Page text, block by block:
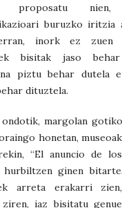
proposatu nien,
buruzko iritzia
inork ez zuen
bisitak jaso
piztu behar dutela
dituztela.
ondotik, margolan
honetan,
“El anuncio de
hurbiltzen ginen
arreta erakarri
iaz bisitatu